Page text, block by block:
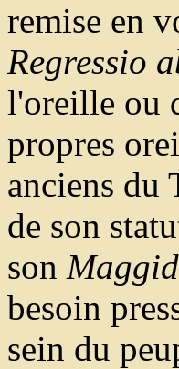
remise en
Regressio
l'oreille ou
propres
anciens du
de son
son
besoin
sein du